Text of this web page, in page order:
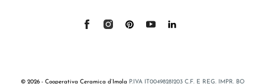
© 2026 - Cooperativa Ceramica d’Imola P.IVA IT00498281203 C.F. E REG. IMPR. BO